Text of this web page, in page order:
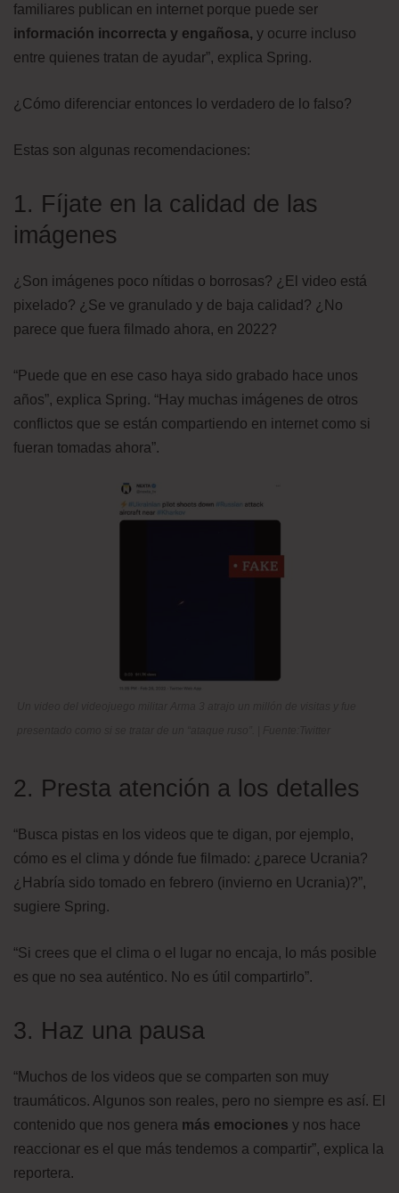
familiares publican en internet porque puede ser
información incorrecta y engañosa, y ocurre incluso
entre quienes tratan de ayudar”, explica Spring.
¿Cómo diferenciar entonces lo verdadero de lo falso?
Estas son algunas recomendaciones:
1. Fíjate en la calidad de las
imágenes
¿Son imágenes poco nítidas o borrosas? ¿El video está
pixelado? ¿Se ve granulado y de baja calidad? ¿No
parece que fuera filmado ahora, en 2022?
“Puede que en ese caso haya sido grabado hace unos
años”, explica Spring. “Hay muchas imágenes de otros
conflictos que se están compartiendo en internet como si
fueran tomadas ahora”.
2. Presta atención a los detalles
“Busca pistas en los videos que te digan, por ejemplo,
cómo es el clima y dónde fue filmado: ¿parece Ucrania?
¿Habría sido tomado en febrero (invierno en Ucrania)?”,
sugiere Spring.
“Si crees que el clima o el lugar no encaja, lo más posible
es que no sea auténtico. No es útil compartirlo”.
3. Haz una pausa
“Muchos de los videos que se comparten son muy
traumáticos. Algunos son reales, pero no siempre es así. El
contenido que nos genera más emociones y nos hace
reaccionar es el que más tendemos a compartir”, explica la
reportera.